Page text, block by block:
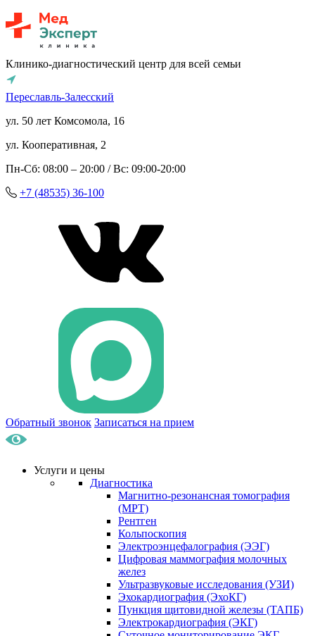
Клинико-диагностический центр для всей семьи
Переславль-Залесский
ул. 50 лет Комсомола, 16
ул. Кооперативная, 2
Пн-Сб: 08:00 – 20:00 / Вс: 09:00-20:00
+7 (48535) 36-100
Обратный звонок Записаться на прием
Услуги и цены
Диагностика
Магнитно-резонансная томография
(МРТ)
Рентген
Кольпоскопия
Электроэнцефалография (ЭЭГ)
Цифровая маммография молочных
желез
Ультразвуковые исследования (УЗИ)
Эхокардиография (ЭхоКГ)
Пункция щитовидной железы (ТАПБ)
Электрокардиография (ЭКГ)